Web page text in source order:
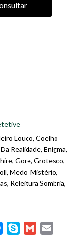
Louco, Coelho
Realidade, Enigma,
, Gore, Grotesco,
, Medo, Mistério,
, Releitura Sombria,
Messenger
Skype Gmail